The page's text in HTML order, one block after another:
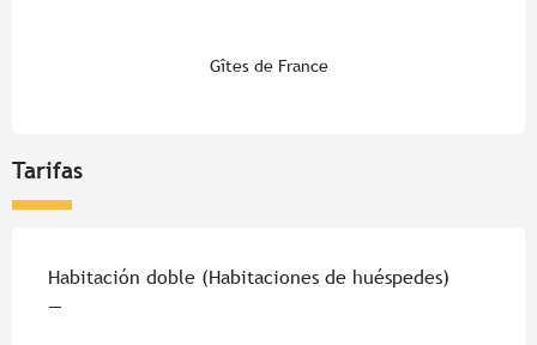
Gîtes de France
Tarifas
Tarifas 2026
Habitación doble (Habitaciones de huéspedes)
—